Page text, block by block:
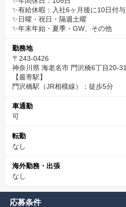
✨有給休暇：入社6ヶ月後に10日付与
✨日曜・祝日・隔週土曜
✨年末年始・夏季・GW、その他
勤務地
〒243-0426
神奈川県 海老名市 門沢橋6丁目20-31
【最寄駅】
門沢橋駅（JR相模線）：徒歩5分
車通勤
可
転勤
なし
海外勤務・出張
なし
応募条件